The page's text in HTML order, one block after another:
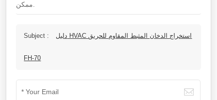
ممكن.
Subject : دليل HVAC استخراج الدخان المثبط المقاوم للحريق
FH-70